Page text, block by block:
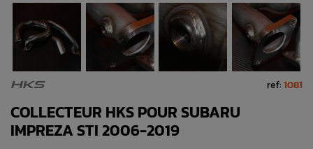
HKS ref:1081
COLLECTEUR HKS POUR SUBARU
IMPREZA STI 2006-2019